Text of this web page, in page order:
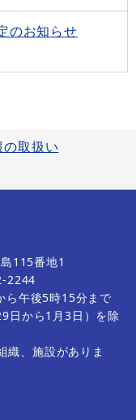
のお知らせ
取扱い
115番地1
2244
ら午後5時15分まで
日から1月3日）を除
織、施設がありま